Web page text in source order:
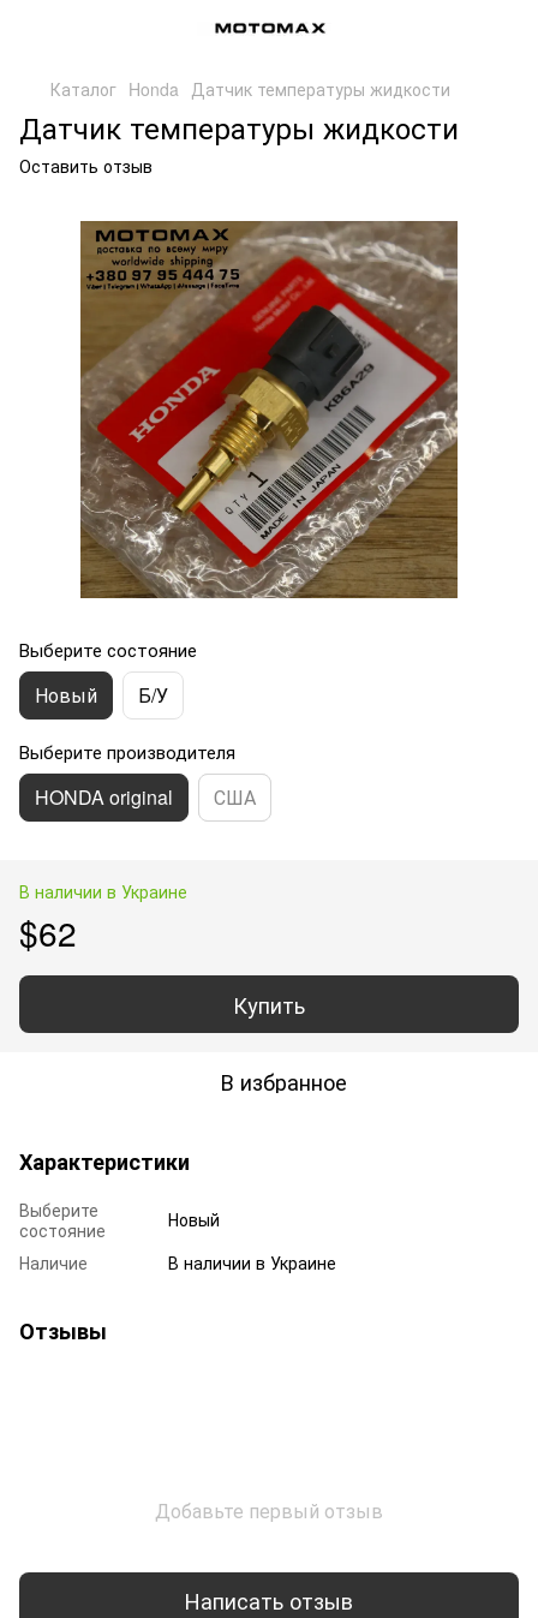
Каталог Honda Датчик температуры жидкости
Датчик температуры жидкости
Оставить отзыв
Выберите состояние
Новый Б/У
Выберите производителя
HONDA original США
В наличии в Украине
$62
Купить
В избранное
Характеристики
Выберите
состояние
Новый
Наличие
В наличии в Украине
Отзывы
Добавьте первый отзыв
Написать отзыв